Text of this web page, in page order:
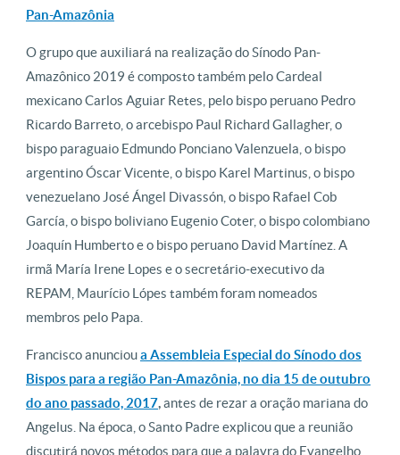
Pan-Amazônia
O grupo que auxiliará na realização do Sínodo Pan-
Amazônico 2019 é composto também pelo Cardeal
mexicano Carlos Aguiar Retes, pelo bispo peruano Pedro
Ricardo Barreto, o arcebispo Paul Richard Gallagher, o
bispo paraguaio Edmundo Ponciano Valenzuela, o bispo
argentino Óscar Vicente, o bispo Karel Martinus, o bispo
venezuelano José Ángel Divassón, o bispo Rafael Cob
García, o bispo boliviano Eugenio Coter, o bispo colombiano
Joaquín Humberto e o bispo peruano David Martínez. A
irmã María Irene Lopes e o secretário-executivo da
REPAM, Maurício Lópes também foram nomeados
membros pelo Papa.
Francisco anuncioua Assembleia Especial do Sínodo dos
Bispos para a região Pan-Amazônia, no dia 15 de outubro
do ano passado, 2017,antes de rezar a oração mariana do
Angelus. Na época, o Santo Padre explicou que a reunião
discutirá novos métodos para que a palavra do Evangelho